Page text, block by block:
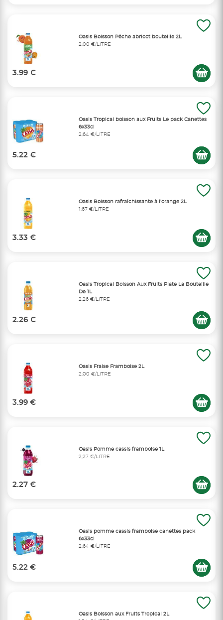
Oasis Boisson Pêche abricot bouteille 2L
2,00 €/LITRE
3.99 €
Oasis Tropical boisson aux Fruits Le pack Canettes
6x33cl
2,64 €/LITRE
5.22 €
Oasis Boisson rafraîchissante à l'orange 2L
1,67 €/LITRE
3.33 €
Oasis Tropical Boisson Aux Fruits Plate La Bouteille
De 1L
2,26 €/LITRE
2.26 €
Oasis Fraise Framboise 2L
2,00 €/LITRE
3.99 €
Oasis Pomme cassis framboise 1L
2,27 €/LITRE
2.27 €
Oasis pomme cassis framboise canettes pack
6x33cl
2,64 €/LITRE
5.22 €
Oasis Boisson aux Fruits Tropical 2L